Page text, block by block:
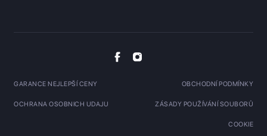
GARANCE NEJLEPŠÍ CENY OBCHODNÍ PODMÍNKY
OCHRANA OSOBNICH UDAJU ZÁSADY POUŽÍVÁNÍ SOUBORŮ
COOKIE